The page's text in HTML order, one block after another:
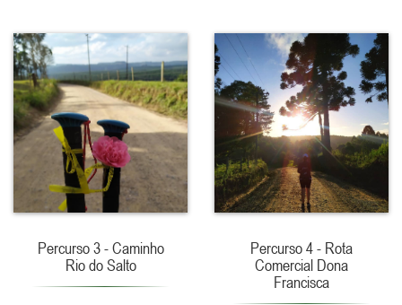
Percurso 3 - Caminho
Rio do Salto
Percurso 4 - Rota
Comercial Dona
Francisca